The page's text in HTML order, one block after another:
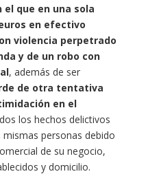
el que en una sola
en efectivo
violencia perpetrado
y de un robo con
, además de ser
de otra tentativa
en el
los hechos delictivos
personas debido
de su negocio,
y domicilio.